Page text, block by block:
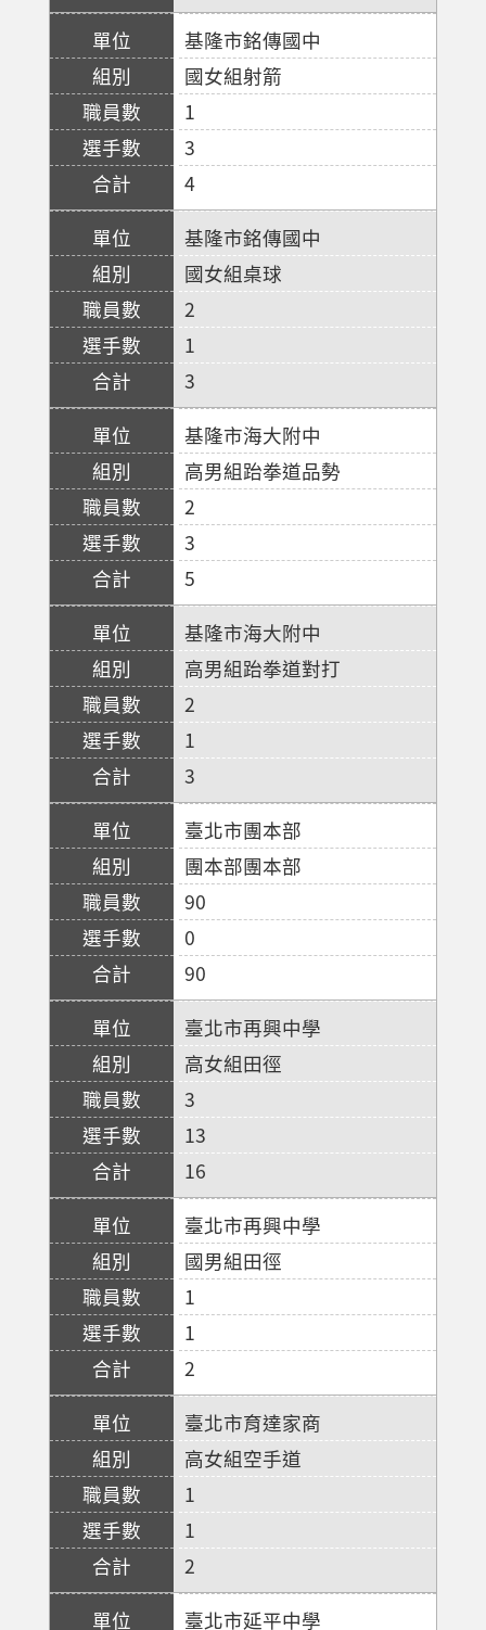
基隆市銘傳國中
國女組射箭
1
3
4
基隆市銘傳國中
國女組桌球
2
1
3
基隆市海大附中
高男組跆拳道品勢
2
3
5
基隆市海大附中
高男組跆拳道對打
2
1
3
臺北市團本部
團本部團本部
90
0
90
臺北市再興中學
高女組田徑
3
13
16
臺北市再興中學
國男組田徑
1
1
2
臺北市育達家商
高女組空手道
1
1
2
臺北市延平中學